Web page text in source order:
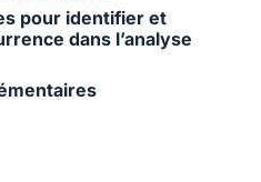
pour identifier et
dans l’analyse